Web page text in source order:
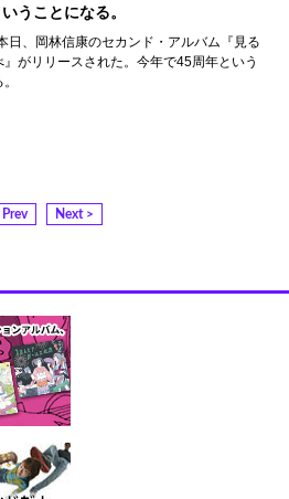
うことになる。
日、岡林信康のセカンド・アルバム『見る
』がリリースされた。今年で45周年という
Prev Next >